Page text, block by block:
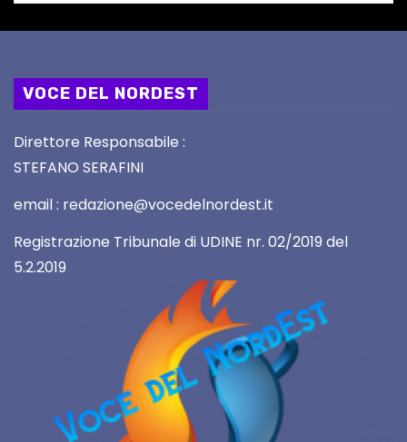
VOCE DEL NORDEST
Direttore Responsabile :
STEFANO SERAFINI
email : redazione@vocedelnordest.it
Registrazione Tribunale di UDINE nr. 02/2019 del
5.2.2019